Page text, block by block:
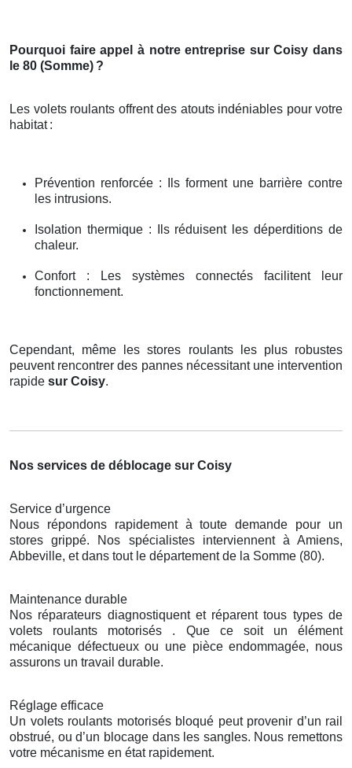
Pourquoi faire appel à notre entreprise sur Coisy dans
le 80 (Somme) ?
Les volets roulants offrent des atouts indéniables pour votre
habitat :
Prévention renforcée : Ils forment une barrière contre
les intrusions.
Isolation thermique : Ils réduisent les déperditions de
chaleur.
Confort : Les systèmes connectés facilitent leur
fonctionnement.
Cependant, même les stores roulants les plus robustes
peuvent rencontrer des pannes nécessitant une intervention
rapide sur Coisy.
Nos services de déblocage sur Coisy
Service d’urgence
Nous répondons rapidement à toute demande pour un
stores grippé. Nos spécialistes interviennent à Amiens,
Abbeville, et dans tout le département de la Somme (80).
Maintenance durable
Nos réparateurs diagnostiquent et réparent tous types de
volets roulants motorisés . Que ce soit un élément
mécanique défectueux ou une pièce endommagée, nous
assurons un travail durable.
Réglage efficace
Un volets roulants motorisés bloqué peut provenir d’un rail
obstrué, ou d’un blocage dans les sangles. Nous remettons
votre mécanisme en état rapidement.